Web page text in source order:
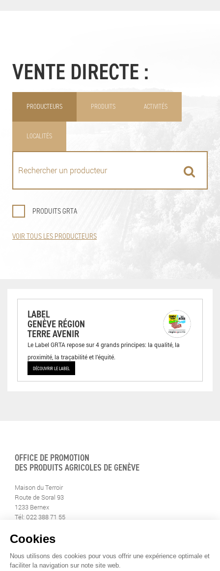
VENTE DIRECTE :
PRODUCTEURS PRODUITS ACTIVITÉS
LOCALITÉS
PRODUITS GRTA
VOIR TOUS LES PRODUCTEURS
LABEL
GENÈVE RÉGION
TERRE AVENIR
Le Label GRTA repose sur 4 grands principes: la qualité, la
proximité, la traçabilité et l’équité.
DÉCOUVRIR LE LABEL
OFFICE DE PROMOTION
DES PRODUITS AGRICOLES DE GENÈVE
Maison du Terroir
Route de Soral 93
1233 Bernex
Tél: 022 388 71 55
info@geneveterroir.ge.ch
RESTEZ AU CONTACT DE
TOUTE L’ACTUALITÉ DU TERROIR